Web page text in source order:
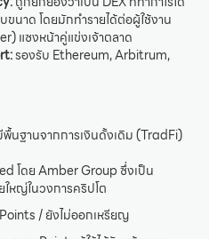
นาด โดยมักทำรายได้ต่อผู้ใช้งาน
แซงหน้าคู่แข่งเจ้าตลาด
รองรับ Ethereum, Arbitrum,
นฐานจากการเงินดั้งเดิม (TradFi)
โดย Amber Group ซึ่งเป็น
หญ่ในวงการคริปโต
Points / ยังไม่ออกเหรียญ